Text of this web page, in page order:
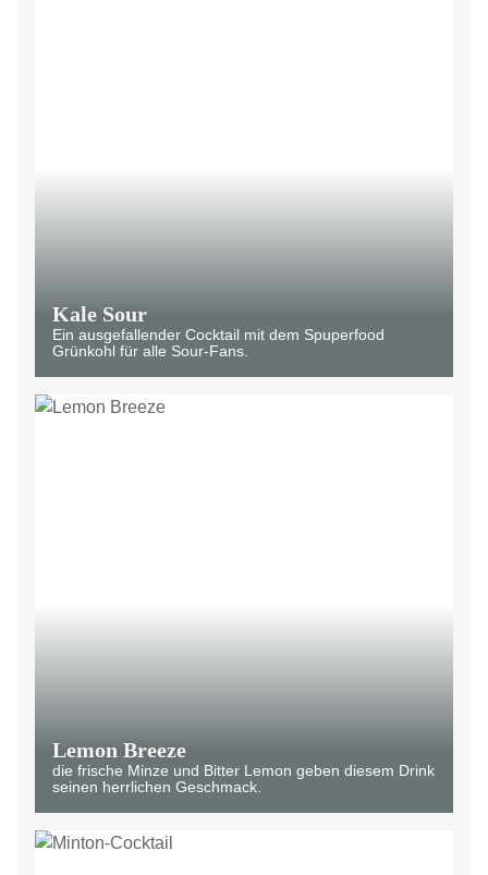
Kale Sour
Ein ausgefallender Cocktail mit dem Spuperfood
Grünkohl für alle Sour-Fans.
Lemon Breeze
die frische Minze und Bitter Lemon geben diesem Drink
seinen herrlichen Geschmack.